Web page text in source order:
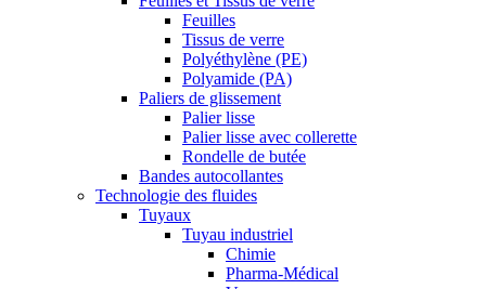
Feuilles
Tissus de verre
Polyéthylène (PE)
Polyamide (PA)
Paliers de glissement
Palier lisse
Palier lisse avec collerette
Rondelle de butée
Bandes autocollantes
Technologie des fluides
Tuyaux
Tuyau industriel
Chimie
Pharma-Médical